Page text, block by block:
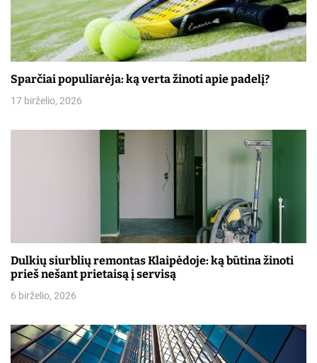
Sparčiai populiarėja: ką verta žinoti apie padelį?
17 birželio, 2026
Dulkių siurblių remontas Klaipėdoje: ką būtina žinoti
prieš nešant prietaisą į servisą
6 birželio, 2026